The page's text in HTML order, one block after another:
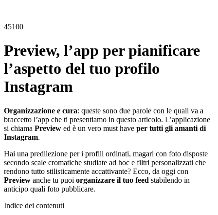
45100
Preview, l’app per pianificare
l’aspetto del tuo profilo
Instagram
Organizzazione e cura: queste sono due parole con le quali va a
braccetto l’app che ti presentiamo in questo articolo. L’applicazione
si chiama Preview ed è un vero must have per tutti gli amanti di
Instagram.
Hai una predilezione per i profili ordinati, magari con foto disposte
secondo scale cromatiche studiate ad hoc e filtri personalizzati che
rendono tutto stilisticamente accattivante? Ecco, da oggi con
Preview anche tu puoi organizzare il tuo feed stabilendo in
anticipo quali foto pubblicare.
Indice dei contenuti